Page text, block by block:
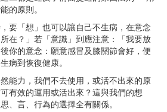
的原則。
「想」也可以讓自己不生病，在意念
在？」若「意識」到應注意：「我要放
你的意念：願意感冒及膝關節會好，便
病到恢復健康。
力，我們不去使用，或活不出來的原
有效的運用或活出來？這與我們的想
、言、行為的選擇全有關係。